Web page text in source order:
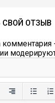
СВОЙ ОТЗЫВ